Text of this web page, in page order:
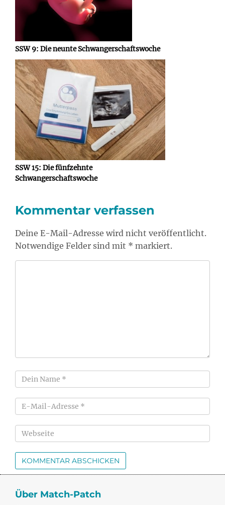
SSW 9: Die neunte Schwangerschaftswoche
SSW 15: Die fünfzehnte
Schwangerschaftswoche
Kommentar verfassen
Deine E-Mail-Adresse wird nicht veröffentlicht.
Notwendige Felder sind mit * markiert.
Über Match-Patch